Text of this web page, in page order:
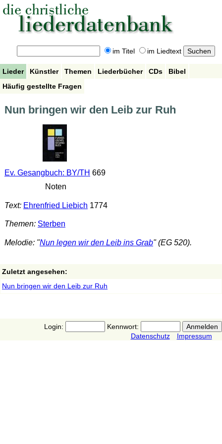
im Titel im Liedtext
Lieder Künstler Themen Liederbücher CDs
Bibel
Häufig gestellte Fragen
Nun bringen wir den Leib zur Ruh
Ev. Gesangbuch: BY/TH 669
Noten
Text: Ehrenfried Liebich 1774
Themen: Sterben
Melodie: "Nun legen wir den Leib ins Grab" (EG 520).
Zuletzt angesehen:
Nun bringen wir den Leib zur Ruh
Login:
Kennwort:
Datenschutz
Impressum